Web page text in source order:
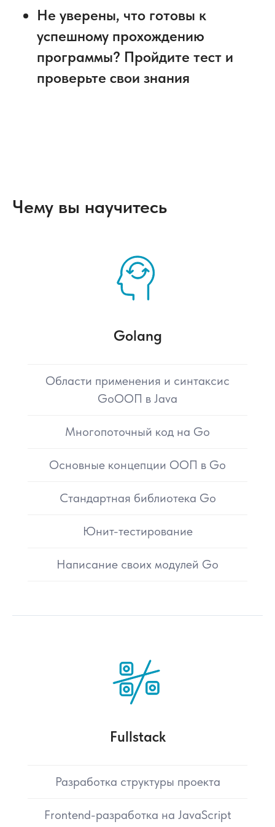
Не уверены, что готовы к
успешному прохождению
программы? Пройдите тест и
проверьте свои знания
Чему вы научитесь
Golang
Области применения и синтаксис
GoООП в Java
Многопоточный код на Go
Основные концепции ООП в Go
Стандартная библиотека Go
Юнит-тестирование
Написание своих модулей Go
Fullstack
Разработка структуры проекта
Frontend-разработка на JavaScript